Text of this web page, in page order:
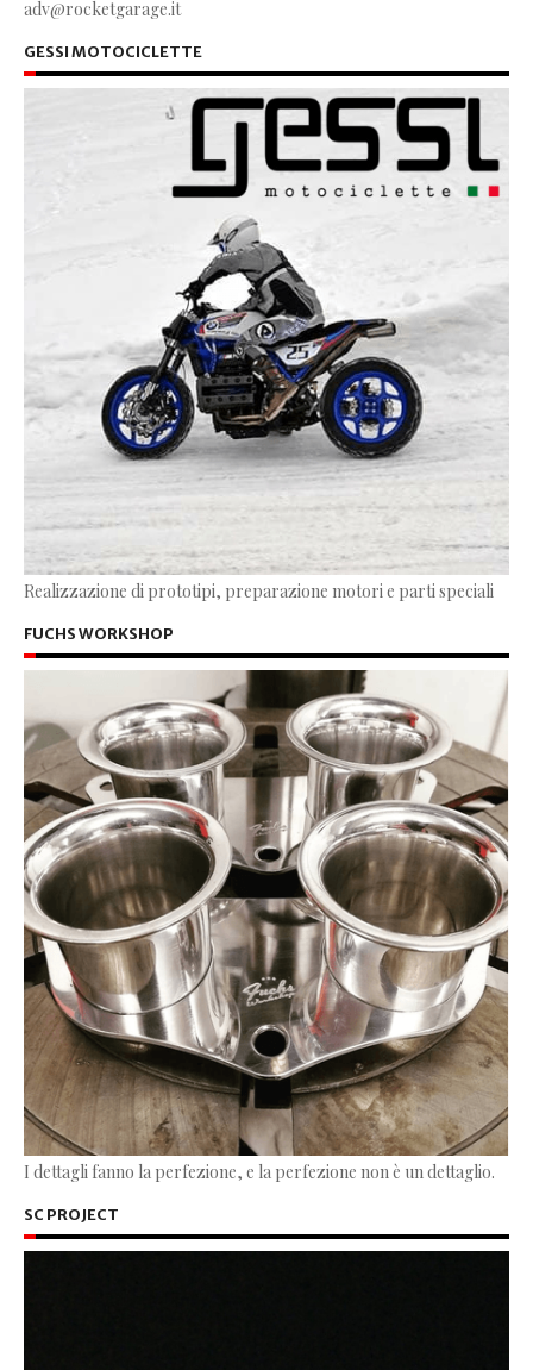
adv@rocketgarage.it
GESSI MOTOCICLETTE
Realizzazione di prototipi, preparazione motori e parti speciali
FUCHS WORKSHOP
I dettagli fanno la perfezione, e la perfezione non è un dettaglio.
SC PROJECT